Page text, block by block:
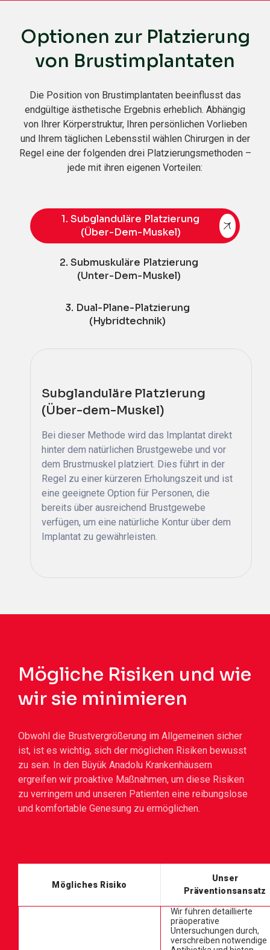
Optionen zur Platzierung
von Brustimplantaten
Die Position von Brustimplantaten beeinflusst das
endgültige ästhetische Ergebnis erheblich. Abhängig
von Ihrer Körperstruktur, Ihren persönlichen Vorlieben
und Ihrem täglichen Lebensstil wählen Chirurgen in der
Regel eine der folgenden drei Platzierungsmethoden –
jede mit ihren eigenen Vorteilen:
1. Subglanduläre Platzierung
(Über-Dem-Muskel)
2. Submuskuläre Platzierung
(Unter-Dem-Muskel)
3. Dual-Plane-Platzierung
(Hybridtechnik)
Subglanduläre Platzierung
(Über-dem-Muskel)
Bei dieser Methode wird das Implantat direkt
hinter dem natürlichen Brustgewebe und vor
dem Brustmuskel platziert. Dies führt in der
Regel zu einer kürzeren Erholungszeit und ist
eine geeignete Option für Personen, die
bereits über ausreichend Brustgewebe
verfügen, um eine natürliche Kontur über dem
Implantat zu gewährleisten.
Mögliche Risiken und wie
wir sie minimieren
Obwohl die Brustvergrößerung im Allgemeinen sicher
ist, ist es wichtig, sich der möglichen Risiken bewusst
zu sein. In den Büyük Anadolu Krankenhäusern
ergreifen wir proaktive Maßnahmen, um diese Risiken
zu verringern und unseren Patienten eine reibungslose
und komfortable Genesung zu ermöglichen.
Mögliches Risiko
Unser
Präventionsansatz
Wir führen detaillierte
präoperative
Untersuchungen durch,
verschreiben notwendige